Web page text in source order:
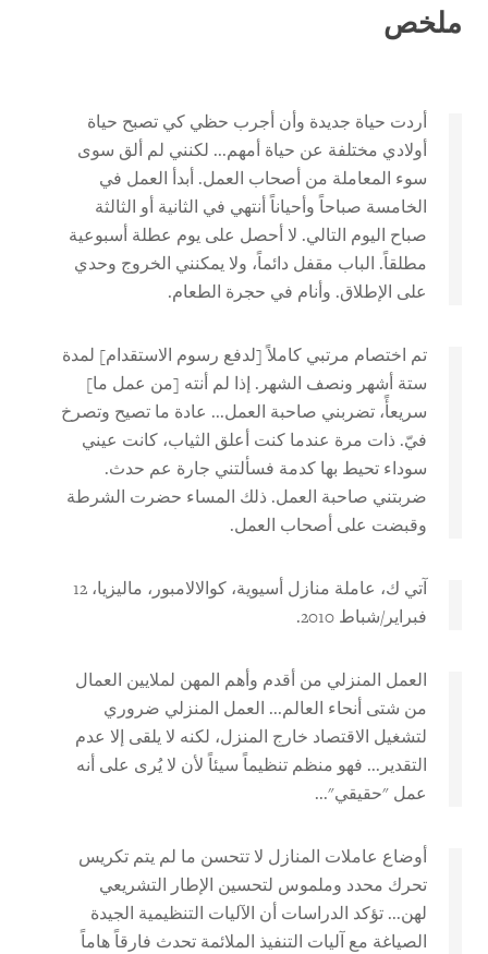
ملخص
أردت حياة جديدة وأن أجرب حظي كي تصبح حياة
أولادي مختلفة عن حياة أمهم... لكنني لم ألق سوى
سوء المعاملة من أصحاب العمل. أبدأ العمل في
الخامسة صباحاً وأحياناً أنتهي في الثانية أو الثالثة
صباح اليوم التالي. لا أحصل على يوم عطلة أسبوعية
مطلقاً. الباب مقفل دائماً، ولا يمكنني الخروج وحدي
على الإطلاق. وأنام في حجرة الطعام.
تم اختصام مرتبي كاملاً [لدفع رسوم الاستقدام] لمدة
ستة أشهر ونصف الشهر. إذا لم أنته [من عمل ما]
سريعأً، تضربني صاحبة العمل... عادة ما تصيح وتصرخ
فيّ. ذات مرة عندما كنت أعلق الثياب، كانت عيني
سوداء تحيط بها كدمة فسألتني جارة عم حدث.
ضربتني صاحبة العمل. ذلك المساء حضرت الشرطة
وقبضت على أصحاب العمل.
آتي ك، عاملة منازل أسيوية، كوالالامبور، ماليزيا، 12
فبراير/شباط 2010.
العمل المنزلي من أقدم وأهم المهن لملايين العمال
من شتى أنحاء العالم... العمل المنزلي ضروري
لتشغيل الاقتصاد خارج المنزل، لكنه لا يلقى إلا عدم
التقدير... فهو منظم تنظيماً سيئاً لأن لا يُرى على أنه
عمل "حقيقي"...
أوضاع عاملات المنازل لا تتحسن ما لم يتم تكريس
تحرك محدد وملموس لتحسين الإطار التشريعي
لهن... تؤكد الدراسات أن الآليات التنظيمية الجيدة
الصياغة مع آليات التنفيذ الملائمة تحدث فارقاً هاماً